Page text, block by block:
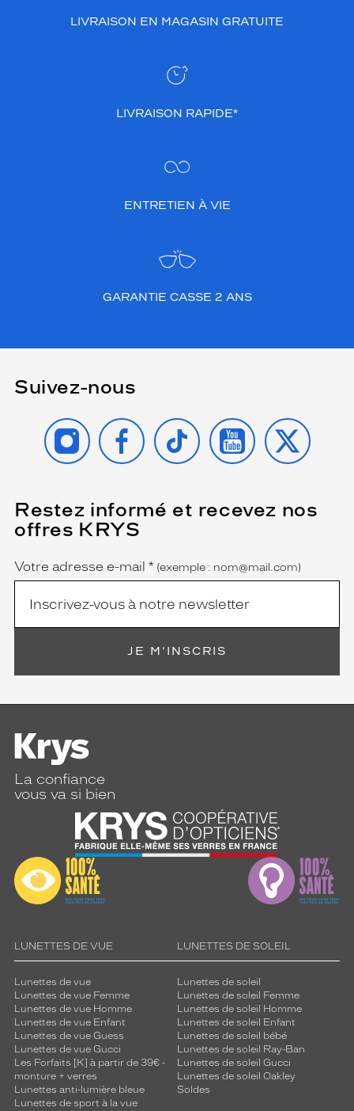
LIVRAISON EN MAGASIN GRATUITE
LIVRAISON RAPIDE*
ENTRETIEN À VIE
GARANTIE CASSE 2 ANS
Suivez-nous
INSTAGRAMFACEBOOK
TIKTOK YOUTUBE
X
Restez informé et recevez nos
offres KRYS
Name
Votre adresse e-mail *
(Ce
champ
est
obligatoire)
(exemple : nom@mail.com)
JE M'INSCRIS
La confiance
vous va si bien
LUNETTES DE VUE
Lunettes de vue
Lunettes de vue Femme
Lunettes de vue Homme
Lunettes de vue Enfant
Lunettes de vue Guess
Lunettes de vue Gucci
Les Forfaits [K] à partir de 39€ -
monture + verres
Lunettes anti-lumière bleue
Lunettes de sport à la vue
LUNETTES DE SOLEIL
Lunettes de soleil
Lunettes de soleil Femme
Lunettes de soleil Homme
Lunettes de soleil Enfant
Lunettes de soleil bébé
Lunettes de soleil Ray-Ban
Lunettes de soleil Gucci
Lunettes de soleil Oakley
Soldes